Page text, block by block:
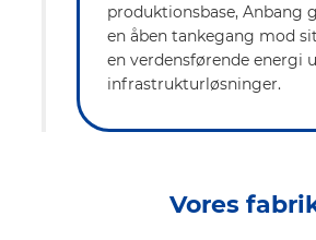
produktionsbase, Anbang
en åben tankegang mod
en verdensførende energi
infrastrukturløsninger.
Vores